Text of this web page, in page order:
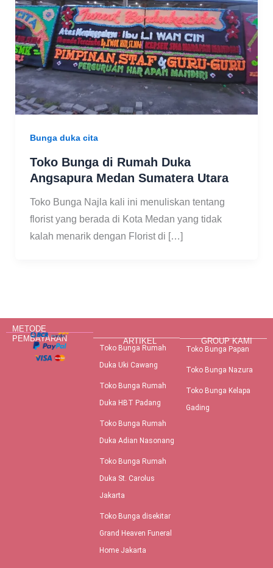
Bunga duka cita
Toko Bunga di Rumah Duka
Angsapura Medan Sumatera Utara
Toko Bunga Najla kali ini menuliskan tentang
florist yang berada di Kota Medan yang tidak
kalah menarik dengan Florist di […]
METODE
PEMBAYARAN
ARTIKEL
Toko Bunga Rumah
Duka Uki Cawang
Toko Bunga Rumah
Duka HBT Padang
Toko Bunga Rumah
Duka Adian Nasonang
Toko Bunga Rumah
Duka St. Carolus
Jakarta
Toko Bunga disekitar
Grand Heaven Funeral
Home Jakarta
GROUP KAMI
Toko Bunga Papan
Toko Bunga Nazura
Toko Bunga Kelapa
Gading